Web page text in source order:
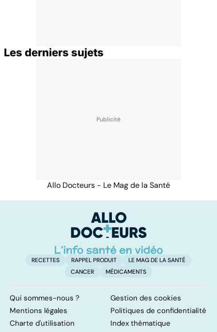
Les derniers sujets
Allo Docteurs - Le Mag de la Santé
RECETTES RAPPEL PRODUIT
LE MAG DE LA SANTÉ
CANCER
MÉDICAMENTS
Qui sommes-nous ?
Gestion des cookies
Mentions légales
Politiques de confidentialité
Charte d'utilisation
Index thématique